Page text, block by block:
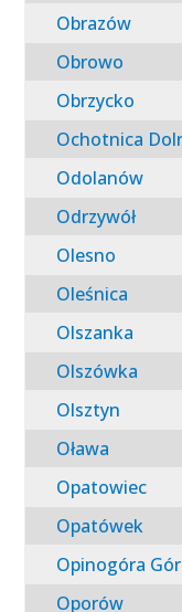
Obrazów
Obrowo
Obrzycko
Ochotnica
Odolanów
Odrzywół
Olesno
Oleśnica
Olszanka
Olszówka
Olsztyn
Oława
Opatowiec
Opatówek
Opinogóra
Oporów